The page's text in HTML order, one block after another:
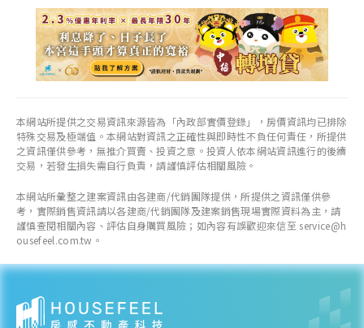
本網站所提供之交易資訊來源皆為「內政部實價登錄」，房價資訊均已排除
特殊交易及極端值。本網站對資訊之正確性與即時性不負任何責任，所提供
之資訊僅供參考，無推介買賣、投資之意。投資人依本網站資訊進行的後續
交易，若發生損失需自行負責，請謹慎評估相關風險。
本網站所彙整之建案資訊由各建商/代銷團隊提供，所提供之資訊僅供參
考，實際銷售資訊請以各建商/代銷團隊及建案銷售現場實際資料為主，請
謹慎查閱相關內容、評估自身購買風險；如內容有誤歡迎來信至 service@h
ousefeel.com.tw。